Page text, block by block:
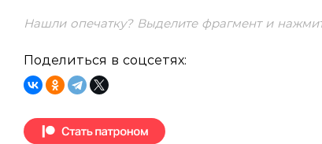
Нашли опечатку? Выделите фрагмент и
Поделиться в соцсетях: